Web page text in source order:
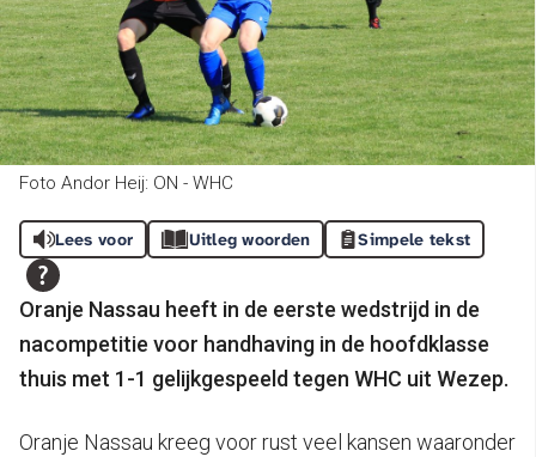
Foto Andor Heij: ON - WHC
Lees voor Uitleg woorden Simpele tekst
Oranje Nassau heeft in de eerste wedstrijd in de
nacompetitie voor handhaving in de hoofdklasse
thuis met 1-1 gelijkgespeeld tegen WHC uit Wezep.
Oranje Nassau kreeg voor rust veel kansen waaronder